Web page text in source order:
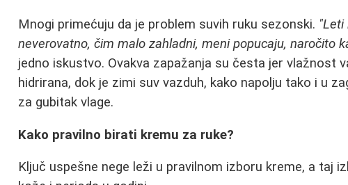
Mnogi primećuju da je problem suvih ruku sezonski. "Leti
neverovatno, čim malo zahladni, meni popucaju, naročito
jedno iskustvo. Ovakva zapažanja su česta jer vlažnost
hidrirana, dok je zimi suv vazduh, kako napolju tako i u
za gubitak vlage.
Kako pravilno birati kremu za ruke?
Ključ uspešne nege leži u pravilnom izboru kreme, a taj